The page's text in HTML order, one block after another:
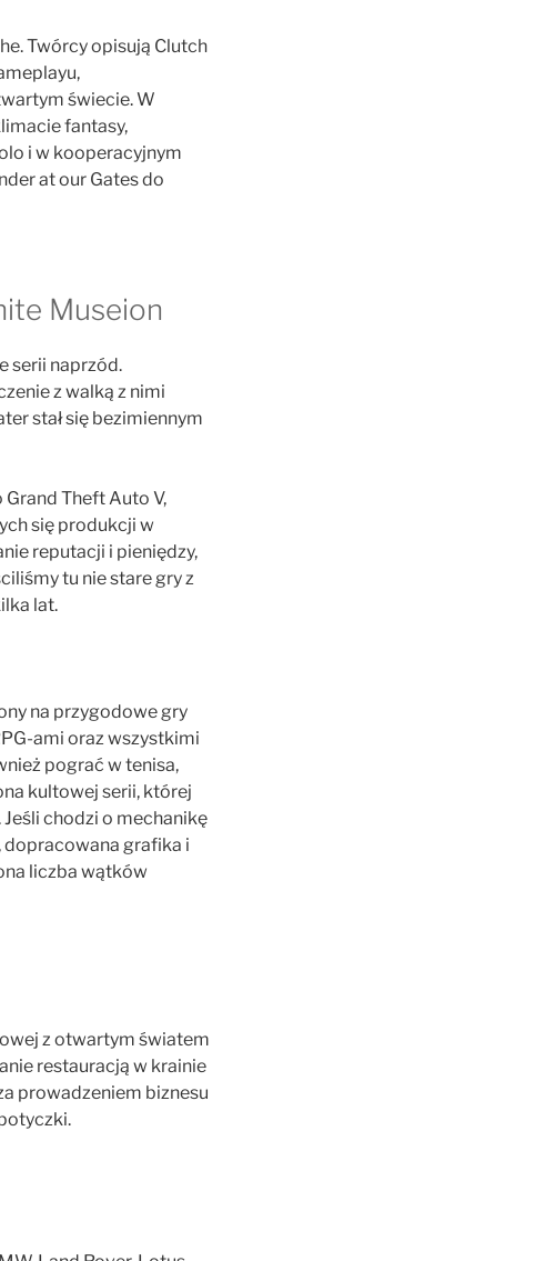
Twórcy opisują Clutch
świecie. W
fantasy,
i w kooperacyjnym
at our Gates do
Museion
serii naprzód.
z walką z nimi
stał się bezimiennym
Theft Auto V,
się produkcji w
reputacji i pieniędzy,
tu nie stare gry z
lat.
na przygodowe gry
ami oraz wszystkimi
pograć w tenisa,
kultowej serii, której
chodzi o mechanikę
dopracowana grafika i
liczba wątków
z otwartym światem
restauracją w krainie
prowadzeniem biznesu